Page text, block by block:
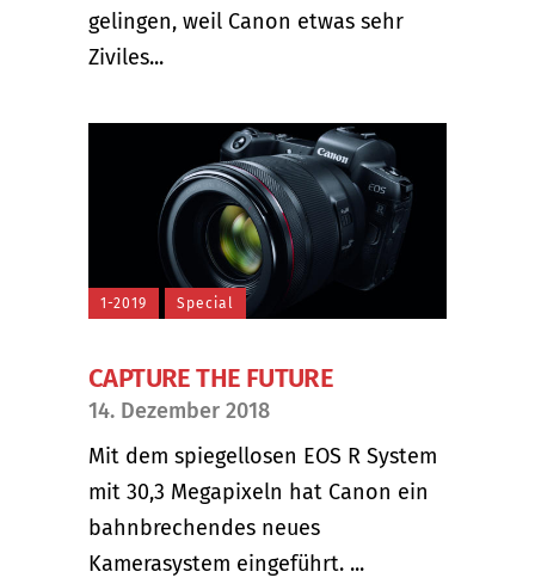
gelingen, weil Canon etwas sehr
Ziviles...
1-2019 Special
CAPTURE THE FUTURE
14. Dezember 2018
Mit dem spiegellosen EOS R System
mit 30,3 Megapixeln hat Canon ein
bahnbrechendes neues
Kamerasystem eingeführt. ...